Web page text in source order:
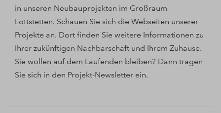
in unseren Neubauprojekten im Großraum
Lottstetten. Schauen Sie sich die Webseiten unserer
Projekte an. Dort finden Sie weitere Informationen zu
Ihrer zukünftigen Nachbarschaft und Ihrem Zuhause.
Sie wollen auf dem Laufenden bleiben? Dann tragen
Sie sich in den Projekt-Newsletter ein.